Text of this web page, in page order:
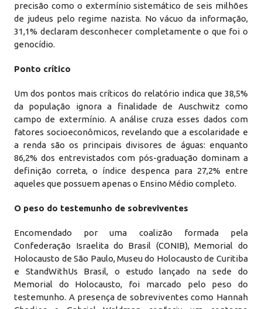
precisão como o extermínio sistemático de seis milhões
de judeus pelo regime nazista. No vácuo da informação,
31,1% declaram desconhecer completamente o que foi o
genocídio.
Ponto crítico
Um dos pontos mais críticos do relatório indica que 38,5%
da população ignora a finalidade de Auschwitz como
campo de extermínio. A análise cruza esses dados com
fatores socioeconômicos, revelando que a escolaridade e
a renda são os principais divisores de águas: enquanto
86,2% dos entrevistados com pós-graduação dominam a
definição correta, o índice despenca para 27,2% entre
aqueles que possuem apenas o Ensino Médio completo.
O peso do testemunho de sobreviventes
Encomendado por uma coalizão formada pela
Confederação Israelita do Brasil (CONIB), Memorial do
Holocausto de São Paulo, Museu do Holocausto de Curitiba
e StandWithUs Brasil, o estudo lançado na sede do
Memorial do Holocausto, foi marcado pelo peso do
testemunho. A presença de sobreviventes como Hannah